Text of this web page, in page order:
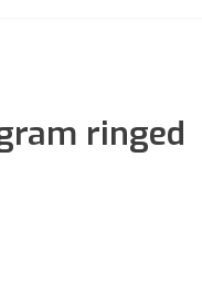
ringed